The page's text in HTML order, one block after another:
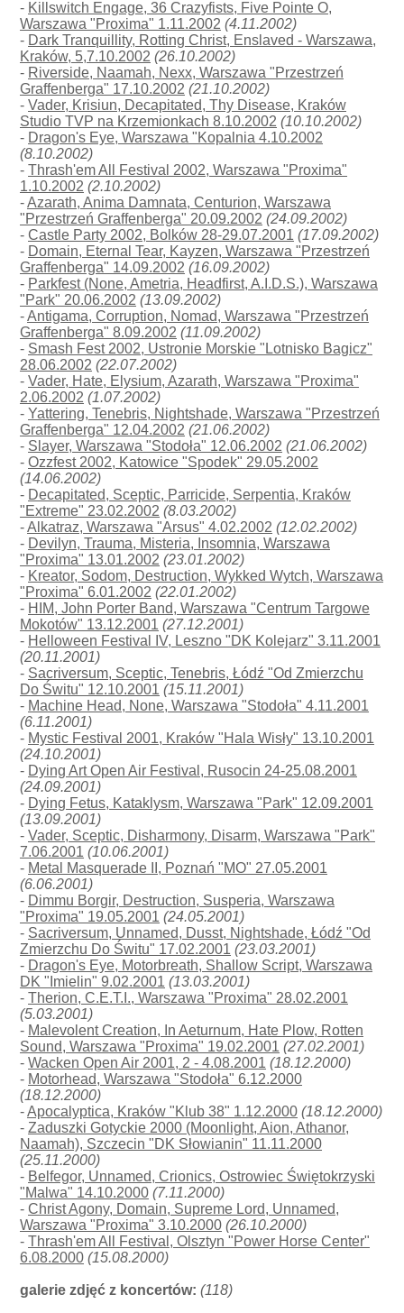
- Killswitch Engage, 36 Crazyfists, Five Pointe O,
Warszawa "Proxima" 1.11.2002 (4.11.2002)
- Dark Tranquillity, Rotting Christ, Enslaved - Warszawa,
Kraków, 5,7.10.2002 (26.10.2002)
- Riverside, Naamah, Nexx, Warszawa "Przestrzeń
Graffenberga" 17.10.2002 (21.10.2002)
-Vader, Krisiun, Decapitated, Thy Disease, Kraków
Studio TVP na Krzemionkach 8.10.2002 (10.10.2002)
- Dragon's Eye, Warszawa "Kopalnia 4.10.2002
(8.10.2002)
-Thrash'em All Festival 2002, Warszawa "Proxima"
1.10.2002 (2.10.2002)
-Azarath, Anima Damnata, Centurion, Warszawa
"Przestrzeń Graffenberga" 20.09.2002 (24.09.2002)
-Castle Party 2002, Bolków 28-29.07.2001 (17.09.2002)
- Domain, Eternal Tear, Kayzen, Warszawa "Przestrzeń
Graffenberga" 14.09.2002 (16.09.2002)
- Parkfest (None, Ametria, Headfirst, A.I.D.S.), Warszawa
"Park" 20.06.2002 (13.09.2002)
-Antigama, Corruption, Nomad, Warszawa "Przestrzeń
Graffenberga" 8.09.2002 (11.09.2002)
- Smash Fest 2002, Ustronie Morskie "Lotnisko Bagicz"
28.06.2002 (22.07.2002)
-Vader, Hate, Elysium, Azarath, Warszawa "Proxima"
2.06.2002 (1.07.2002)
-Yattering, Tenebris, Nightshade, Warszawa "Przestrzeń
Graffenberga" 12.04.2002 (21.06.2002)
- Slayer, Warszawa "Stodoła" 12.06.2002 (21.06.2002)
-Ozzfest 2002, Katowice "Spodek" 29.05.2002
(14.06.2002)
- Decapitated, Sceptic, Parricide, Serpentia, Kraków
"Extreme" 23.02.2002 (8.03.2002)
-Alkatraz, Warszawa "Arsus" 4.02.2002 (12.02.2002)
- Devilyn, Trauma, Misteria, Insomnia, Warszawa
"Proxima" 13.01.2002 (23.01.2002)
- Kreator, Sodom, Destruction, Wykked Wytch, Warszawa
"Proxima" 6.01.2002 (22.01.2002)
- HIM, John Porter Band, Warszawa "Centrum Targowe
Mokotów" 13.12.2001 (27.12.2001)
- Helloween Festival IV, Leszno "DK Kolejarz" 3.11.2001
(20.11.2001)
- Sacriversum, Sceptic, Tenebris, Łódź "Od Zmierzchu
Do Świtu" 12.10.2001 (15.11.2001)
- Machine Head, None, Warszawa "Stodoła" 4.11.2001
(6.11.2001)
- Mystic Festival 2001, Kraków "Hala Wisły" 13.10.2001
(24.10.2001)
- Dying Art Open Air Festival, Rusocin 24-25.08.2001
(24.09.2001)
- Dying Fetus, Kataklysm, Warszawa "Park" 12.09.2001
(13.09.2001)
-Vader, Sceptic, Disharmony, Disarm, Warszawa "Park"
7.06.2001 (10.06.2001)
- Metal Masquerade II, Poznań "MO" 27.05.2001
(6.06.2001)
- Dimmu Borgir, Destruction, Susperia, Warszawa
"Proxima" 19.05.2001 (24.05.2001)
- Sacriversum, Unnamed, Dusst, Nightshade, Łódź "Od
Zmierzchu Do Świtu" 17.02.2001 (23.03.2001)
- Dragon's Eye, Motorbreath, Shallow Script, Warszawa
DK "Imielin" 9.02.2001 (13.03.2001)
-Therion, C.E.T.I., Warszawa "Proxima" 28.02.2001
(5.03.2001)
- Malevolent Creation, In Aeturnum, Hate Plow, Rotten
Sound, Warszawa "Proxima" 19.02.2001 (27.02.2001)
-Wacken Open Air 2001, 2 - 4.08.2001 (18.12.2000)
- Motorhead, Warszawa "Stodoła" 6.12.2000
(18.12.2000)
-Apocalyptica, Kraków "Klub 38" 1.12.2000 (18.12.2000)
-Zaduszki Gotyckie 2000 (Moonlight, Aion, Athanor,
Naamah), Szczecin "DK Słowianin" 11.11.2000
(25.11.2000)
- Belfegor, Unnamed, Crionics, Ostrowiec Świętokrzyski
"Malwa" 14.10.2000 (7.11.2000)
-Christ Agony, Domain, Supreme Lord, Unnamed,
Warszawa "Proxima" 3.10.2000 (26.10.2000)
-Thrash'em All Festival, Olsztyn "Power Horse Center"
6.08.2000 (15.08.2000)
galerie zdjęć z koncertów: (118)